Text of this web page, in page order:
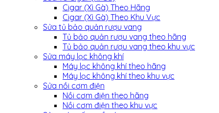
Cigar (Xì Gà) Theo Hãng
Cigar (Xì Gà) Theo Khu Vực
Sửa tủ bảo quản rượu vang
Tủ bảo quản rượu vang theo hãng
Tủ bảo quản rượu vang theo khu vực
Sửa máy lọc không khí
Máy lọc không khí theo hãng
Máy lọc không khí theo khu vực
Sửa nồi cơm điện
Nồi cơm điện theo hãng
Nồi cơm điện theo khu vực